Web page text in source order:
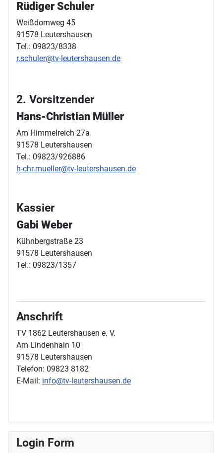
Rüdiger Schuler
Weißdornweg 45
91578 Leutershausen
Tel.: 09823/8338
r.schuler@tv-leutershausen.de
2. Vorsitzender
Hans-Christian Müller
Am Himmelreich 27a
91578 Leutershausen
Tel.: 09823/926886
h-chr.mueller@tv-leutershausen.de
Kassier
Gabi Weber
Kühnbergstraße 23
91578 Leutershausen
Tel.: 09823/1357
Anschrift
TV 1862 Leutershausen e. V.
Am Lindenhain 10
91578 Leutershausen
Telefon: 09823 8182
E-Mail: info@tv-leutershausen.de
Login Form